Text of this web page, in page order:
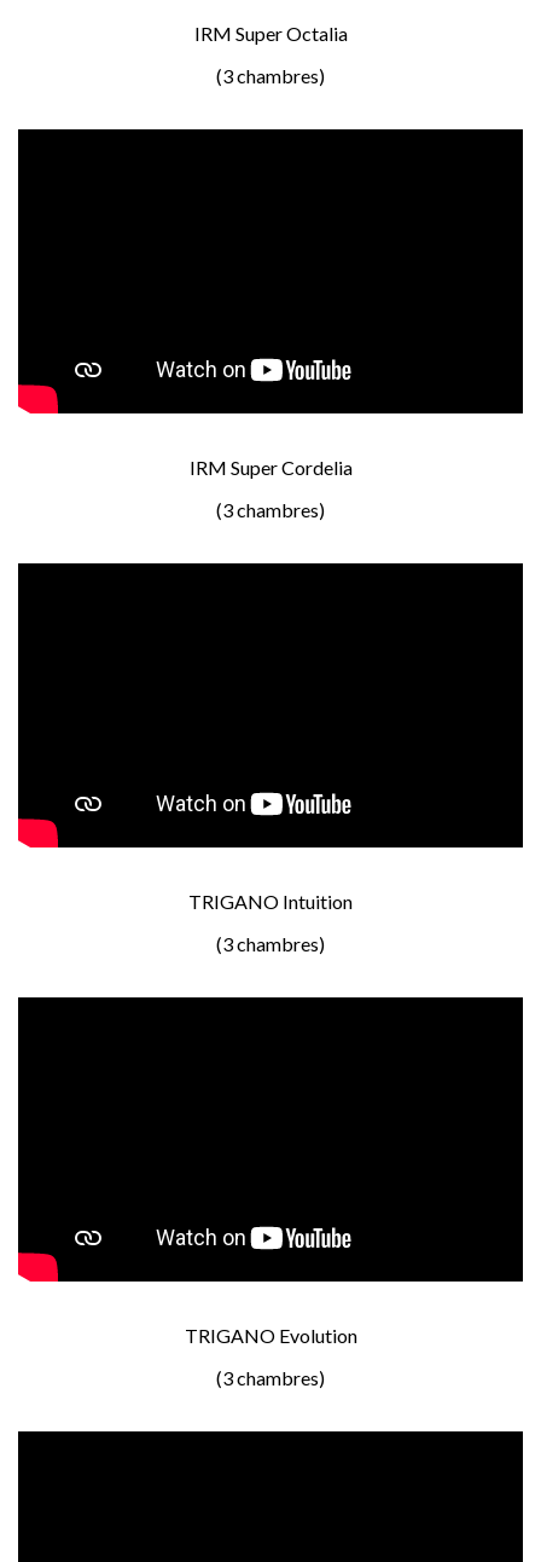
IRM Super Octalia
(3 chambres)
IRM Super Cordelia
(3 chambres)
TRIGANO Intuition
(3 chambres)
TRIGANO Evolution
(3 chambres)